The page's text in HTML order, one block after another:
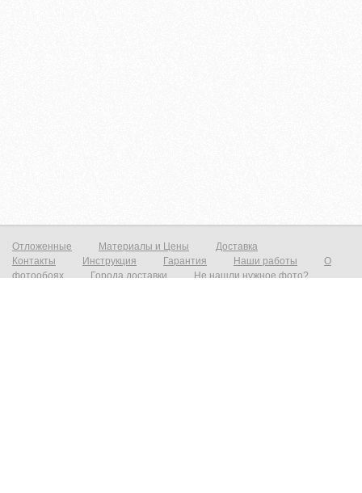
Отложенные Материалы и Цены
Доставка
Контакты
Инструкция Гарантия Наши работы
О
фотообоях
Города доставки
Не нашли нужное фото?